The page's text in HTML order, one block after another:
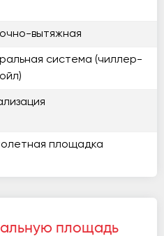
вытяжная
система (чиллер-
площадка
площадь